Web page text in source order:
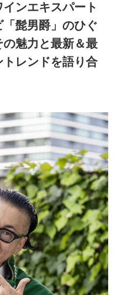
ンエキスパート
髭男爵」のひぐ
魅力と最新＆最
レンドを語り合